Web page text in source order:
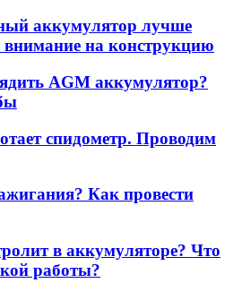
аккумулятор лучше
на конструкцию
AGM аккумулятор?
спидометр. Проводим
Как провести
в аккумуляторе? Что
работы?